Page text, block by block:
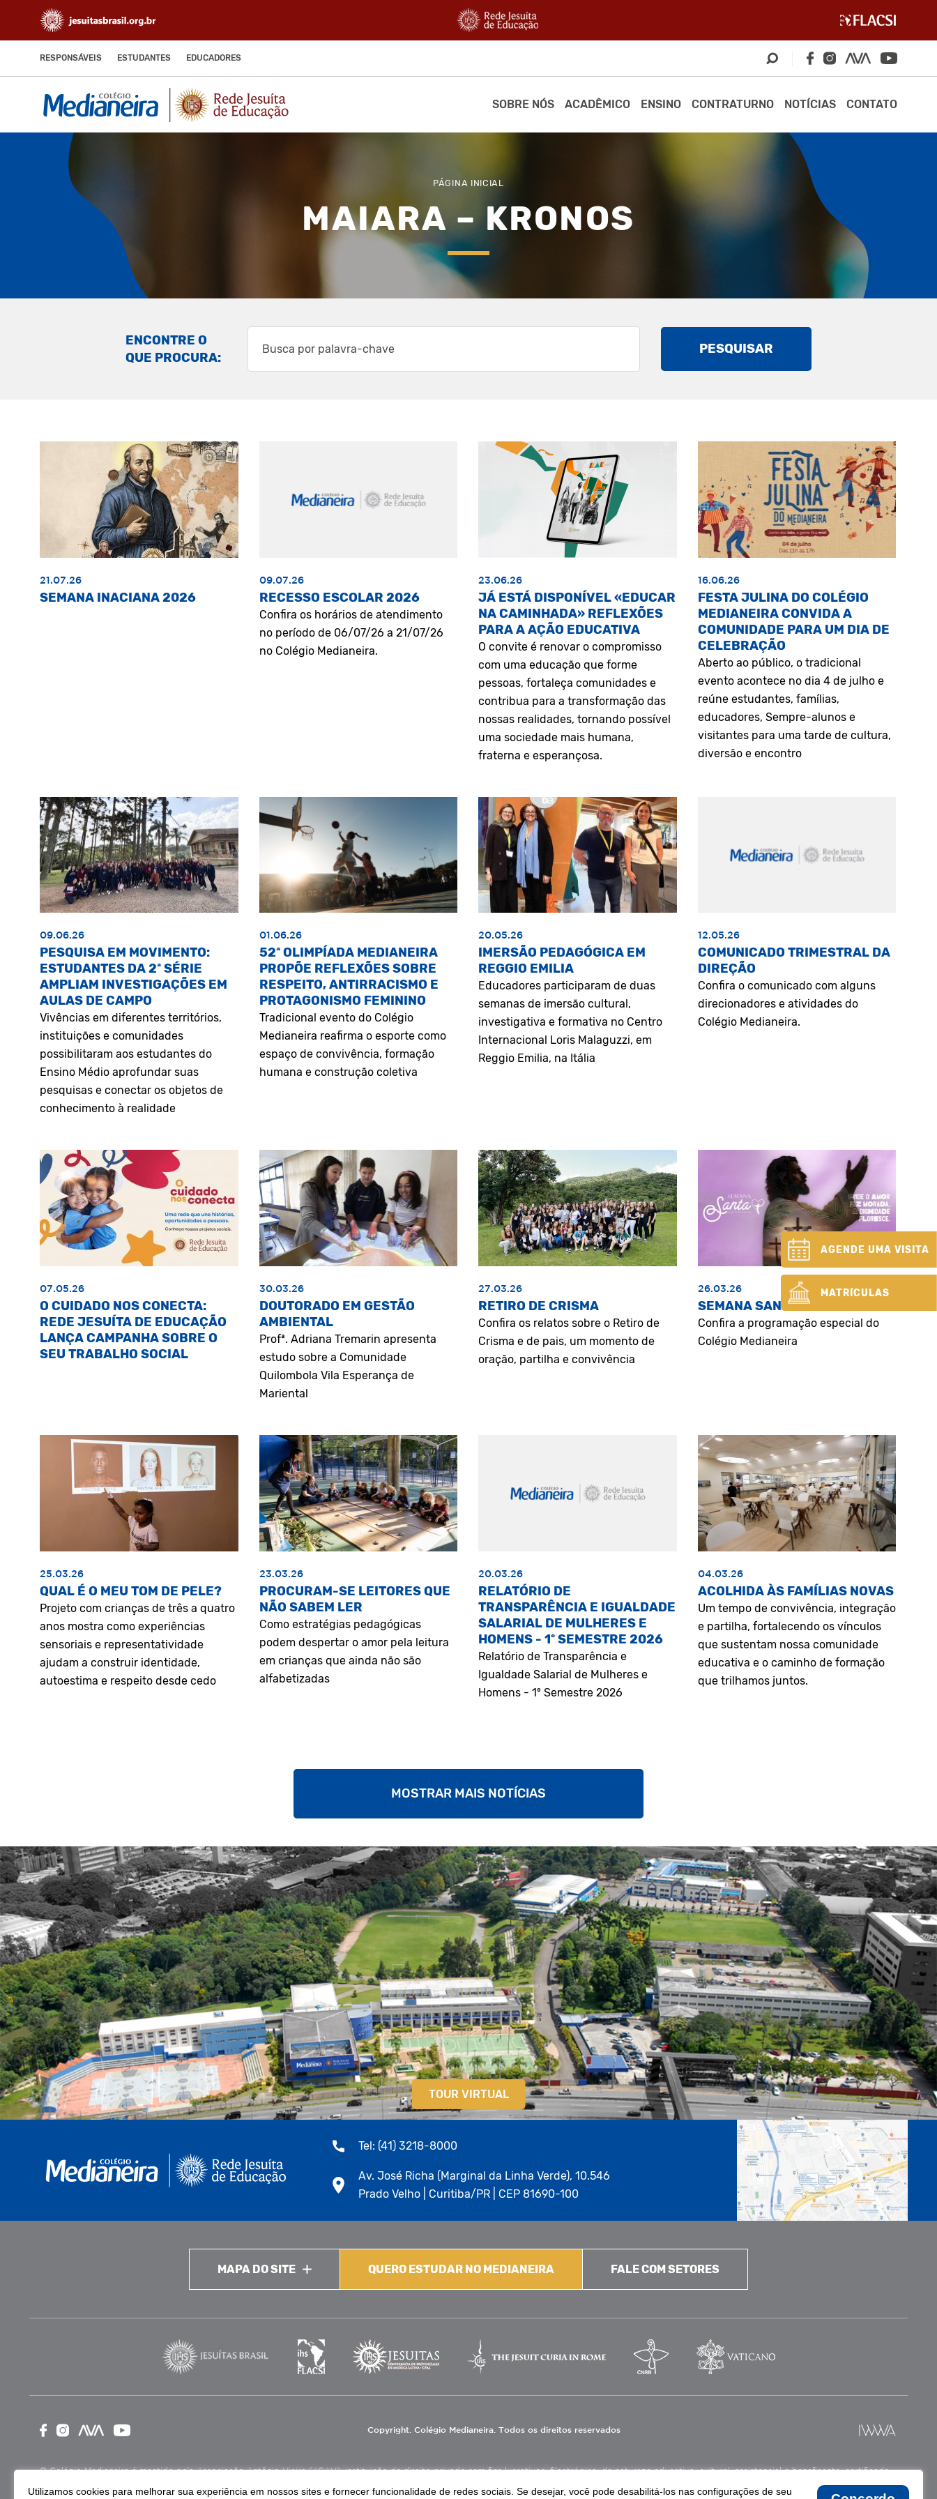
RESPONSÁVEIS ESTUDANTES EDUCADORES
SOBRE NÓS ACADÊMICO ENSINO CONTRATURNO NOTÍCIAS CONTATO
PÁGINA INICIAL
MAIARA – KRONOS
ENCONTRE O
QUE PROCURA:
PESQUISAR
21.07.26
SEMANA INACIANA 2026
09.07.26
RECESSO ESCOLAR 2026
Confira os horários de atendimento
no período de 06/07/26 a 21/07/26
no Colégio Medianeira.
23.06.26
JÁ ESTÁ DISPONÍVEL «EDUCAR
NA CAMINHADA» REFLEXÕES
PARA A AÇÃO EDUCATIVA
O convite é renovar o compromisso
com uma educação que forme
pessoas, fortaleça comunidades e
contribua para a transformação das
nossas realidades, tornando possível
uma sociedade mais humana,
fraterna e esperançosa.
16.06.26
FESTA JULINA DO COLÉGIO
MEDIANEIRA CONVIDA A
COMUNIDADE PARA UM DIA DE
CELEBRAÇÃO
Aberto ao público, o tradicional
evento acontece no dia 4 de julho e
reúne estudantes, famílias,
educadores, Sempre-alunos e
visitantes para uma tarde de cultura,
diversão e encontro
09.06.26
PESQUISA EM MOVIMENTO:
ESTUDANTES DA 2ª SÉRIE
AMPLIAM INVESTIGAÇÕES EM
AULAS DE CAMPO
Vivências em diferentes territórios,
instituições e comunidades
possibilitaram aos estudantes do
Ensino Médio aprofundar suas
pesquisas e conectar os objetos de
conhecimento à realidade
01.06.26
52ª OLIMPÍADA MEDIANEIRA
PROPÕE REFLEXÕES SOBRE
RESPEITO, ANTIRRACISMO E
PROTAGONISMO FEMININO
Tradicional evento do Colégio
Medianeira reafirma o esporte como
espaço de convivência, formação
humana e construção coletiva
20.05.26
IMERSÃO PEDAGÓGICA EM
REGGIO EMILIA
Educadores participaram de duas
semanas de imersão cultural,
investigativa e formativa no Centro
Internacional Loris Malaguzzi, em
Reggio Emilia, na Itália
12.05.26
COMUNICADO TRIMESTRAL DA
DIREÇÃO
Confira o comunicado com alguns
direcionadores e atividades do
Colégio Medianeira.
07.05.26
O CUIDADO NOS CONECTA:
REDE JESUÍTA DE EDUCAÇÃO
LANÇA CAMPANHA SOBRE O
SEU TRABALHO SOCIAL
30.03.26
DOUTORADO EM GESTÃO
AMBIENTAL
Profª. Adriana Tremarin apresenta
estudo sobre a Comunidade
Quilombola Vila Esperança de
Mariental
27.03.26
RETIRO DE CRISMA
Confira os relatos sobre o Retiro de
Crisma e de pais, um momento de
oração, partilha e convivência
26.03.26
SEMANA SANTA
Confira a programação especial do
Colégio Medianeira
25.03.26
QUAL É O MEU TOM DE PELE?
Projeto com crianças de três a quatro
anos mostra como experiências
sensoriais e representatividade
ajudam a construir identidade,
autoestima e respeito desde cedo
23.03.26
PROCURAM-SE LEITORES QUE
NÃO SABEM LER
Como estratégias pedagógicas
podem despertar o amor pela leitura
em crianças que ainda não são
alfabetizadas
20.03.26
RELATÓRIO DE
TRANSPARÊNCIA E IGUALDADE
SALARIAL DE MULHERES E
HOMENS - 1º SEMESTRE 2026
Relatório de Transparência e
Igualdade Salarial de Mulheres e
Homens - 1º Semestre 2026
04.03.26
ACOLHIDA ÀS FAMÍLIAS NOVAS
Um tempo de convivência, integração
e partilha, fortalecendo os vínculos
que sustentam nossa comunidade
educativa e o caminho de formação
que trilhamos juntos.
MOSTRAR MAIS NOTÍCIAS
AGENDE UMA VISITA
MATRÍCULAS
TOUR VIRTUAL
Tel: (41) 3218-8000
Av. José Richa (Marginal da Linha Verde), 10.546
Prado Velho | Curitiba/PR | CEP 81690-100
MAPA DO SITE QUERO ESTUDAR NO MEDIANEIRA FALE COM SETORES
Copyright. Colégio Medianeira. Todos os direitos reservados
O Colégio Medianeira é mantido pela Associação Antônio Vieira (ASAV), instituição de direito privado sem fins lucrativos, filantrópica, de natureza educativa, cultural, assistencial e beneficente, certificada
Utilizamos cookies para melhorar sua experiência em nossos sites e fornecer funcionalidade de redes sociais. Se desejar, você pode desabilitá-los nas configurações de seu